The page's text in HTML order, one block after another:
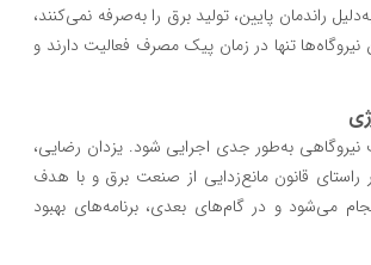
راندمان پایین، تولید برق را به‌صرفه نمی‌کنند،
نیروگاه‌ها تنها در زمان پیک مصرف فعالیت دارند و
نیروگاهی به‌طور جدی اجرایی شود. یزدان رضایی،
راستای قانون مانع‌زدایی از صنعت برق و با هدف
می‌شود و در گام‌های بعدی، برنامه‌های بهبود